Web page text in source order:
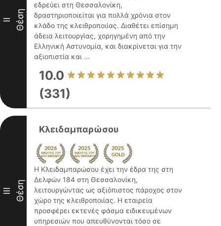
II Θέση
εδρεύει στη Θεσσαλονίκη,
δραστηριοποιείται για πολλά χρόνια στον
κλάδο της κλειθροποιίας. Διαθέτει επίσημη
άδεια λειτουργίας, χορηγημένη από την
Ελληνική Αστυνομία, και διακρίνεται για την
αξιοπιστία και ...
10.0
(331)
III Θέση
Κλειδαμπαρώσου
Η Κλειδαμπαρώσου έχει την έδρα της στη
Δελφών 184 στη Θεσσαλονίκη,
λειτουργώντας ως αξιόπιστος πάροχος στον
χώρο της κλειθροποιίας. Η εταιρεία
προσφέρει εκτενές φάσμα ειδικευμένων
υπηρεσιών που απευθύνονται τόσο σε